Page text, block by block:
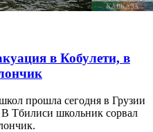
в Кобулети, в
прошла сегодня в Грузии
В Тбилиси школьник сорвал